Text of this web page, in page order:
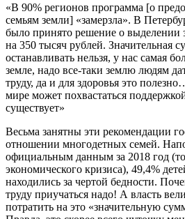
«В 90% регионов программа [о
семьям земли] «замерзла». В
было принято решение о выделении
на 350 тысяч рублей. Значительная
останавливать нельзя, у нас самая
земле, надо все-таки землю людям
труду, да и для здоровья это
мире может похвастаться
существует»
Весьма занятны эти рекомендации
отношении многодетных семей.
официальным данным за 2018 год
экономического кризиса), 49,4%
находились за чертой бедности.
труду приучаться надо! А власть
потратить на это «значительную